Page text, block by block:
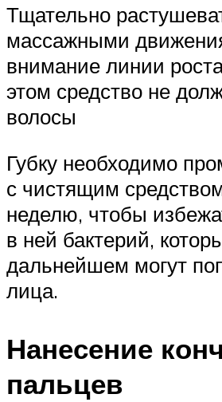
Тщательно
массажными
внимание линии
этом средство не
волосы
Губку необходимо
с чистящим
неделю, чтобы
в ней бактерий,
дальнейшем могут
лица.
Нанесение
пальцев